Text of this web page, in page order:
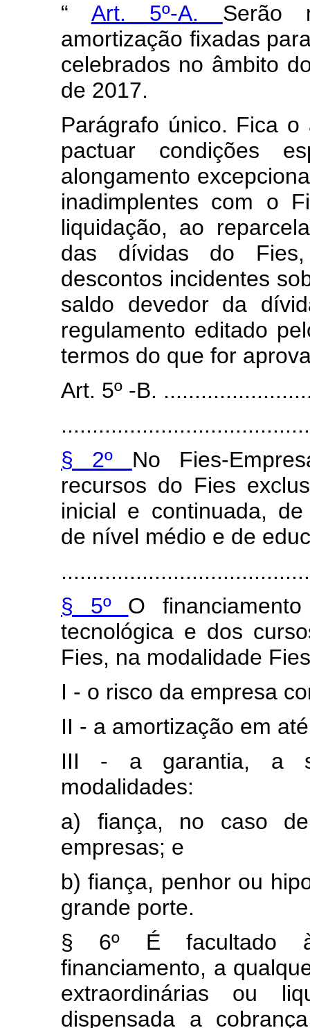
“ Art. 5º-A. Serão
amortização fixadas
celebrados no âmbito
de 2017.
Parágrafo único. Fica
pactuar condições
alongamento
inadimplentes com o
liquidação, ao
das dívidas do
descontos incidentes
saldo devedor da
regulamento editado
termos do que for
Art. 5º -B.
§ 2º No Fies-
recursos do Fies
inicial e continuada,
de nível médio e de
§ 5º O
tecnológica e dos
Fies, na modalidade
I - o risco da empresa
II - a amortização em
III - a garantia, a
modalidades:
a) fiança, no caso
empresas; e
b) fiança, penhor ou
grande porte.
§ 6º É facultado à
financiamento, a
extraordinárias ou
dispensada a